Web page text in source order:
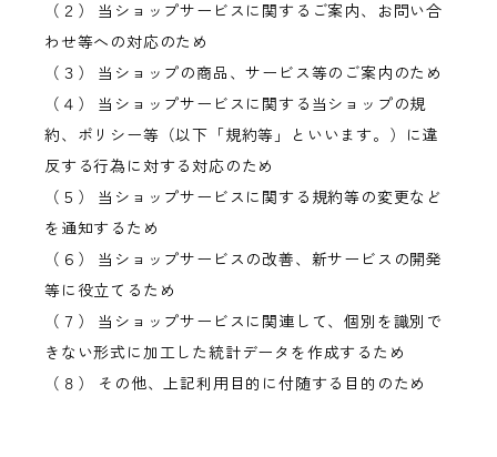
（２） 当ショップサービスに関するご案内、お問い合
わせ等への対応のため
（３） 当ショップの商品、サービス等のご案内のため
（４） 当ショップサービスに関する当ショップの規
約、ポリシー等（以下「規約等」といいます。）に違
反する行為に対する対応のため
（５） 当ショップサービスに関する規約等の変更など
を通知するため
（６） 当ショップサービスの改善、新サービスの開発
等に役立てるため
（７） 当ショップサービスに関連して、個別を識別で
きない形式に加工した統計データを作成するため
（８） その他、上記利用目的に付随する目的のため